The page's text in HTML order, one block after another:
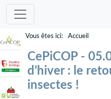
Accueil
CePiCOP -
d’hiver : le
insectes !